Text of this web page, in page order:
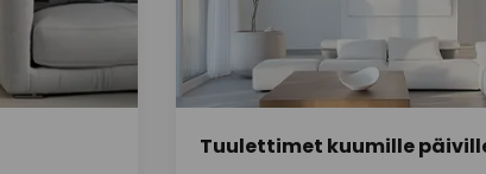
Tuulettimet kuumille